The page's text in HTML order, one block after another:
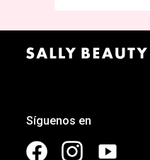
Síguenos en